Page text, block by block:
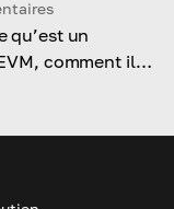
qu’est un
comment il